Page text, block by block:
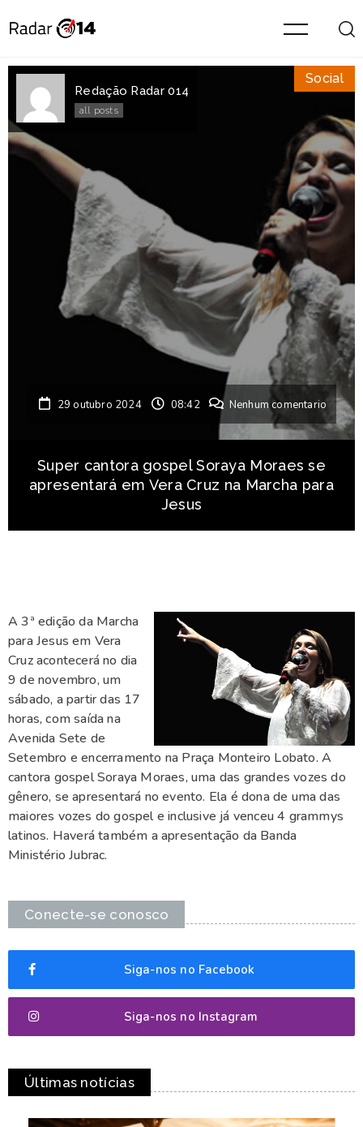
Redação Radar 014
all posts
Social
29 outubro 2024 08:42 Nenhum comentario
Super cantora gospel Soraya Moraes se
apresentará em Vera Cruz na Marcha para
Jesus
A 3ª edição da Marcha
para Jesus em Vera
Cruz acontecerá no dia
9 de novembro, um
sábado, a partir das 17
horas, com saída na
Avenida Sete de
Setembro e encerramento na Praça Monteiro Lobato. A
cantora gospel Soraya Moraes, uma das grandes vozes do
gênero, se apresentará no evento. Ela é dona de uma das
maiores vozes do gospel e inclusive já venceu 4 grammys
latinos. Haverá também a apresentação da Banda
Ministério Jubrac.
Conecte-se conosco
Siga-nos no Facebook
Siga-nos no Instagram
Últimas notícias